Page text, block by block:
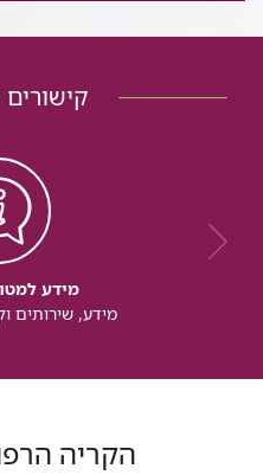
מידע
מידע, שירותים
הקריה